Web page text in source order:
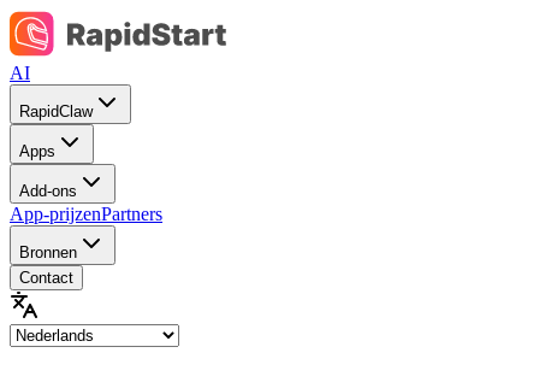
AI
RapidClaw
Apps
Add-ons
App-prijzenPartners
Bronnen
Contact